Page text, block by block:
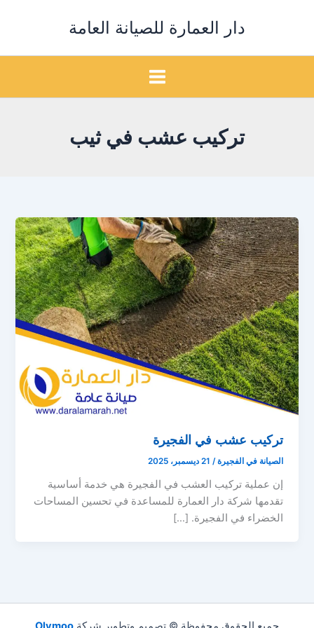
دار العمارة للصيانة العامة
تركيب عشب في ثيب
تركيب عشب في الفجيرة
الصيانة في الفجيرة/ 21 ديسمبر، 2025
إن عملية تركيب العشب في الفجيرة هي خدمة أساسية
تقدمها شركة دار العمارة للمساعدة في تحسين المساحات
الخضراء في الفجيرة. […]